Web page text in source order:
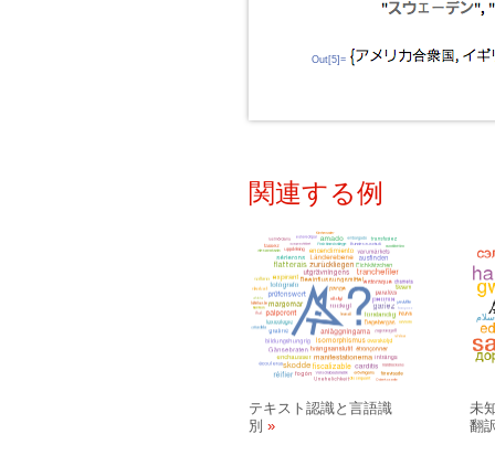
Out[5]=
関連する例
テキスト認識と言語識
別
未
翻